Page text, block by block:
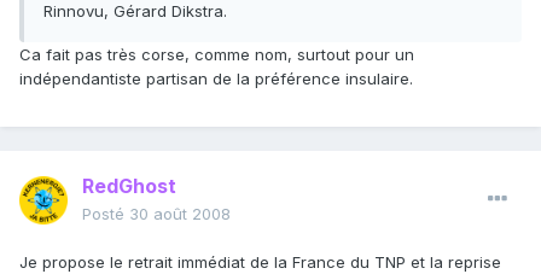
Rinnovu, Gérard Dikstra.
Ca fait pas très corse, comme nom, surtout pour un
indépendantiste partisan de la préférence insulaire.
RedGhost
Posté 30 août 2008
Je propose le retrait immédiat de la France du TNP et la reprise